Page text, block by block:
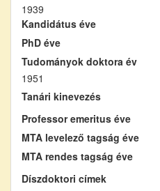
1939
Kandidátus éve
PhD éve
Tudományok doktora év
1951
Tanári kinevezés
Professor emeritus éve
MTA levelező tagság éve
MTA rendes tagság éve
Díszdoktori címek